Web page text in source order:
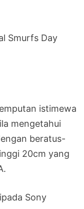
Smurfs Day
istimewa
mengetahui
beratus-
20cm yang
Sony